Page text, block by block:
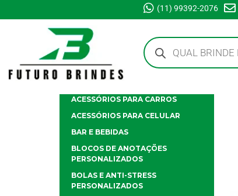
(11) 99392-2076
ACESSÓRIOS PARA CARROS
ACESSÓRIOS PARA CELULAR
BAR E BEBIDAS
BLOCOS DE ANOTAÇÕES
PERSONALIZADOS
BOLAS E ANTI-STRESS
PERSONALIZADOS